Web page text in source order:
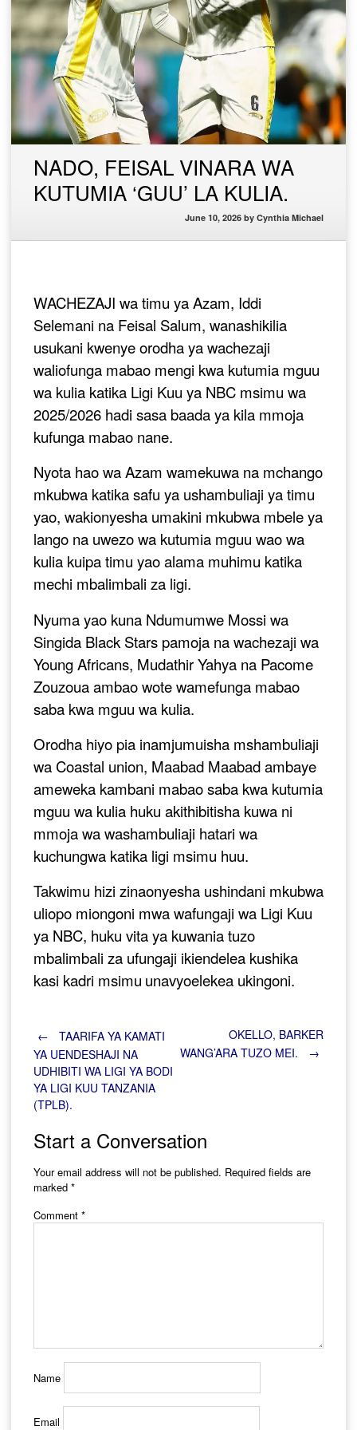
NADO, FEISAL VINARA WA
KUTUMIA ‘GUU’ LA KULIA.
June 10, 2026 by Cynthia Michael
WACHEZAJI wa timu ya Azam, Iddi
Selemani na Feisal Salum, wanashikilia
usukani kwenye orodha ya wachezaji
waliofunga mabao mengi kwa kutumia mguu
wa kulia katika Ligi Kuu ya NBC msimu wa
2025/2026 hadi sasa baada ya kila mmoja
kufunga mabao nane.
Nyota hao wa Azam wamekuwa na mchango
mkubwa katika safu ya ushambuliaji ya timu
yao, wakionyesha umakini mkubwa mbele ya
lango na uwezo wa kutumia mguu wao wa
kulia kuipa timu yao alama muhimu katika
mechi mbalimbali za ligi.
Nyuma yao kuna Ndumumwe Mossi wa
Singida Black Stars pamoja na wachezaji wa
Young Africans, Mudathir Yahya na Pacome
Zouzoua ambao wote wamefunga mabao
saba kwa mguu wa kulia.
Orodha hiyo pia inamjumuisha mshambuliaji
wa Coastal union, Maabad Maabad ambaye
ameweka kambani mabao saba kwa kutumia
mguu wa kulia huku akithibitisha kuwa ni
mmoja wa washambuliaji hatari wa
kuchungwa katika ligi msimu huu.
Takwimu hizi zinaonyesha ushindani mkubwa
uliopo miongoni mwa wafungaji wa Ligi Kuu
ya NBC, huku vita ya kuwania tuzo
mbalimbali za ufungaji ikiendelea kushika
kasi kadri msimu unavyoelekea ukingoni.
Post
navigation
←
TAARIFA YA KAMATI
YA UENDESHAJI NA
UDHIBITI WA LIGI YA BODI
YA LIGI KUU TANZANIA
(TPLB).
OKELLO, BARKER
WANG’ARA TUZO MEI.
→
Start a Conversation
Your email address will not be published. Required fields are
marked *
Comment *
Name
Email